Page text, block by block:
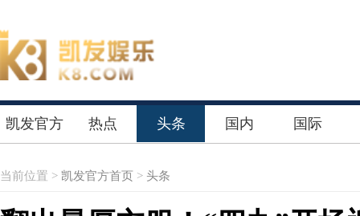
凯发官方 热点 头条 国内 国际
当前位置 > 凯发官方首页 > 头条